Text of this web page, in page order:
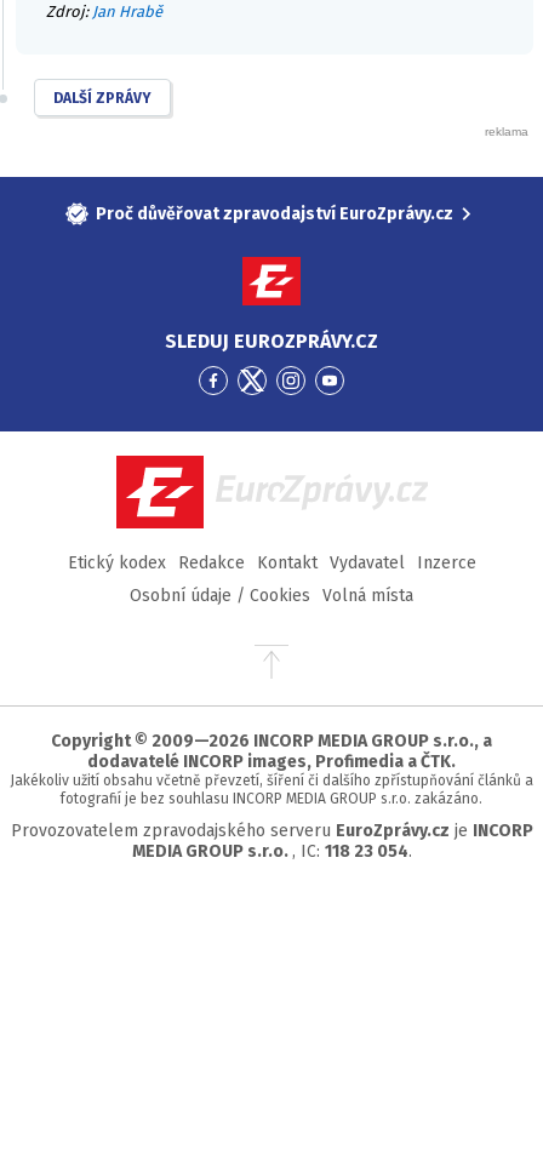
Zdroj: Jan Hrabě
DALŠÍ ZPRÁVY
Proč důvěřovat zpravodajství EuroZprávy.cz
SLEDUJ EUROZPRÁVY.CZ
Přejít
Facebook
Přejít
Twitter
Přejít
Instagram
Přejít
YouTube
EuroZprávy.cz
Etický kodex Redakce Kontakt Vydavatel
Inzerce
Osobní údaje / Cookies
Volná místa
Přejít
stránky
Copyright © 2009—2026 INCORP MEDIA GROUP s.r.o., a
dodavatelé INCORP images, Profimedia a ČTK.
Jakékoliv užití obsahu včetně převzetí, šíření či dalšího zpřístupňování článků a
fotografií je bez souhlasu INCORP MEDIA GROUP s.r.o. zakázáno.
Provozovatelem zpravodajského serveru EuroZprávy.cz je INCORP
MEDIA GROUP s.r.o., IC: 118 23 054.